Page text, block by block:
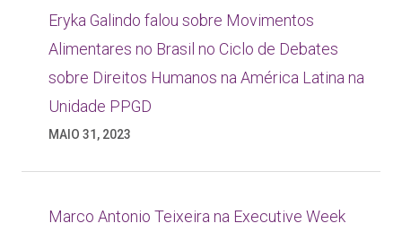
Eryka Galindo falou sobre Movimentos
Alimentares no Brasil no Ciclo de Debates
sobre Direitos Humanos na América Latina na
Unidade PPGD
MAIO 31, 2023
Marco Antonio Teixeira na Executive Week